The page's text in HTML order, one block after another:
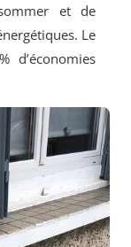
et de
Le
d’économies